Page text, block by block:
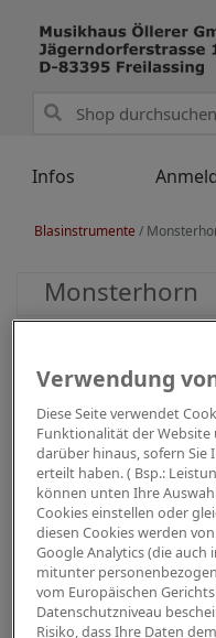
Infos
Blasinstrumente /
Monsterhorn
Verwendung
Diese Seite verwendet
Funktionalität der
darüber hinaus, sofern Sie
erteilt haben. ( Bsp.:
können unten Ihre
Cookies einstellen oder
diesen Cookies werden
Google Analytics (die auch
mitunter
vom Europäischen
Datenschutzniveau
Risiko, dass Ihre Daten